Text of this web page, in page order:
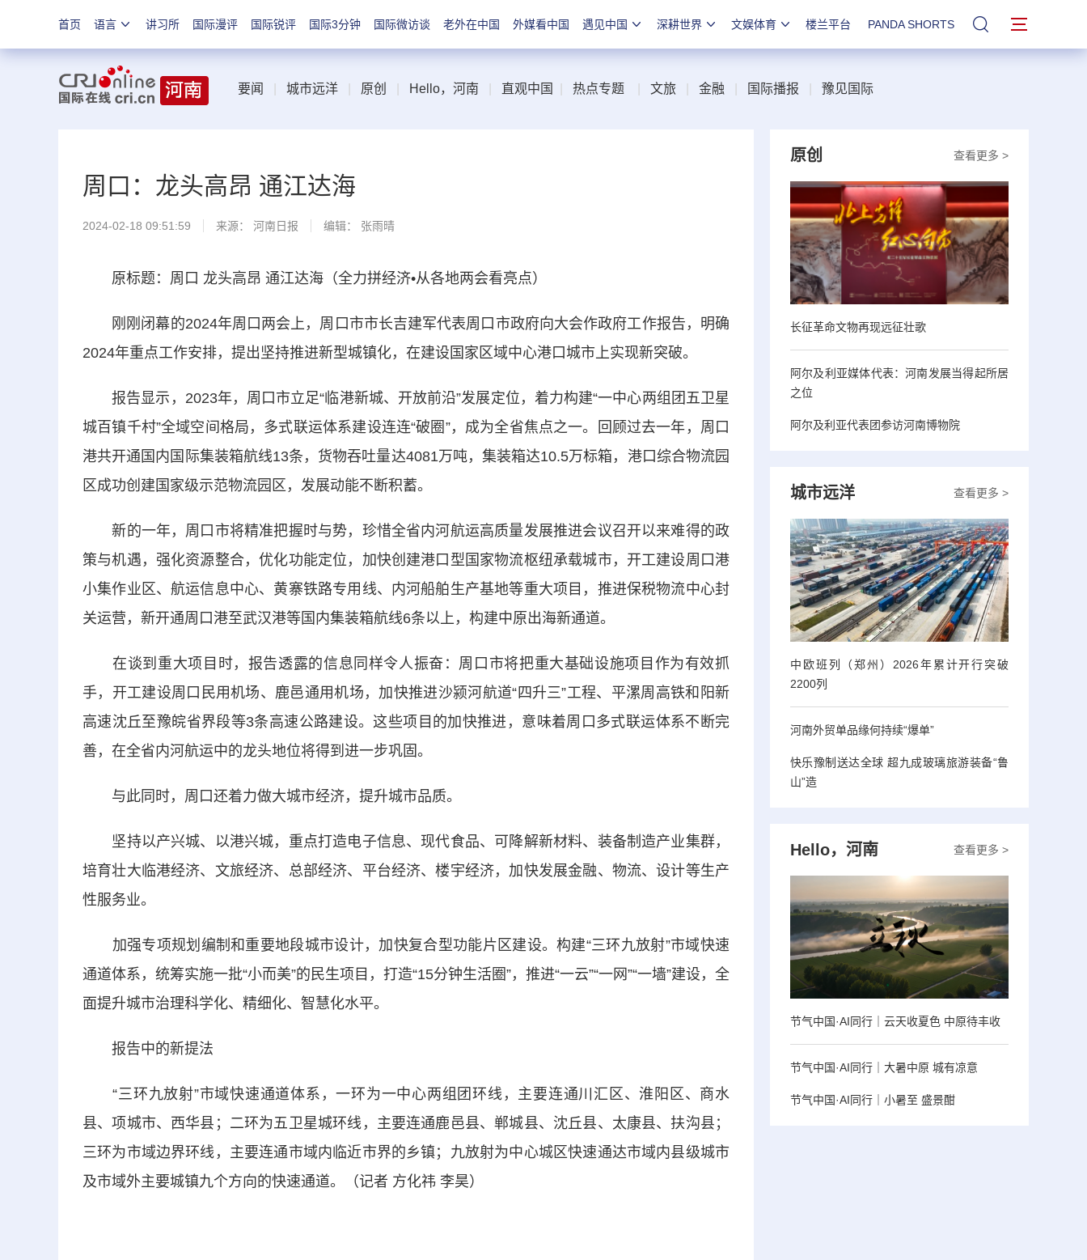
首页 语言 讲习所 国际漫评 国际锐评 国际3分钟 国际微访谈 老外在中国 外媒看中国 遇见中国 深耕世界 文娱体育 楼兰平台 PANDA SHORTS 站内搜索
要闻 城市远洋 原创 Hello，河南 直观中国 热点专题 文旅 金融 国际播报 豫见国际
周口：龙头高昂 通江达海
2024-02-18 09:51:59 来源： 河南日报 编辑： 张雨晴
原标题：周口 龙头高昂 通江达海（全力拼经济•从各地两会看亮点）
刚刚闭幕的2024年周口两会上，周口市市长吉建军代表周口市政府向大会作政府工作报告，明确
2024年重点工作安排，提出坚持推进新型城镇化，在建设国家区域中心港口城市上实现新突破。
报告显示，2023年，周口市立足“临港新城、开放前沿”发展定位，着力构建“一中心两组团五卫星
城百镇千村”全域空间格局，多式联运体系建设连连“破圈”，成为全省焦点之一。回顾过去一年，周口
港共开通国内国际集装箱航线13条，货物吞吐量达4081万吨，集装箱达10.5万标箱，港口综合物流园
区成功创建国家级示范物流园区，发展动能不断积蓄。
新的一年，周口市将精准把握时与势，珍惜全省内河航运高质量发展推进会议召开以来难得的政
策与机遇，强化资源整合，优化功能定位，加快创建港口型国家物流枢纽承载城市，开工建设周口港
小集作业区、航运信息中心、黄寨铁路专用线、内河船舶生产基地等重大项目，推进保税物流中心封
关运营，新开通周口港至武汉港等国内集装箱航线6条以上，构建中原出海新通道。
在谈到重大项目时，报告透露的信息同样令人振奋：周口市将把重大基础设施项目作为有效抓
手，开工建设周口民用机场、鹿邑通用机场，加快推进沙颍河航道“四升三”工程、平漯周高铁和阳新
高速沈丘至豫皖省界段等3条高速公路建设。这些项目的加快推进，意味着周口多式联运体系不断完
善，在全省内河航运中的龙头地位将得到进一步巩固。
与此同时，周口还着力做大城市经济，提升城市品质。
坚持以产兴城、以港兴城，重点打造电子信息、现代食品、可降解新材料、装备制造产业集群，
培育壮大临港经济、文旅经济、总部经济、平台经济、楼宇经济，加快发展金融、物流、设计等生产
性服务业。
加强专项规划编制和重要地段城市设计，加快复合型功能片区建设。构建“三环九放射”市域快速
通道体系，统筹实施一批“小而美”的民生项目，打造“15分钟生活圈”，推进“一云”“一网”“一墙”建设，全
面提升城市治理科学化、精细化、智慧化水平。
报告中的新提法
“三环九放射”市域快速通道体系，一环为一中心两组团环线，主要连通川汇区、淮阳区、商水
县、项城市、西华县；二环为五卫星城环线，主要连通鹿邑县、郸城县、沈丘县、太康县、扶沟县；
三环为市域边界环线，主要连通市域内临近市界的乡镇；九放射为中心城区快速通达市域内县级城市
及市域外主要城镇九个方向的快速通道。（记者 方化祎 李昊）
查看更多 >
原创
长征革命文物再现远征壮歌
阿尔及利亚媒体代表：河南发展当得起所居
之位
阿尔及利亚代表团参访河南博物院
查看更多 >
城市远洋
中欧班列（郑州）2026年累计开行突破
2200列
河南外贸单品缘何持续“爆单”
快乐豫制送达全球 超九成玻璃旅游装备“鲁
山”造
查看更多 >
Hello，河南
节气中国·AI同行｜云天收夏色 中原待丰收
节气中国·AI同行｜大暑中原 城有凉意
节气中国·AI同行｜小暑至 盛景酣